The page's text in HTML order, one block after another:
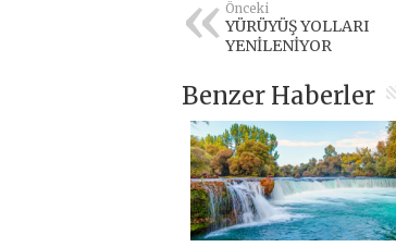
Önceki
YÜRÜYÜŞ YOLLARI
YENİLENİYOR
Benzer Haberler